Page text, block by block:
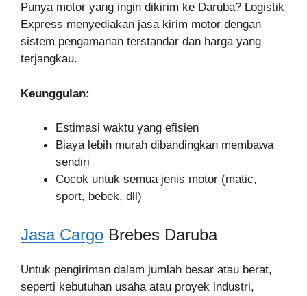
Punya motor yang ingin dikirim ke Daruba? Logistik
Express menyediakan jasa kirim motor dengan
sistem pengamanan terstandar dan harga yang
terjangkau.
Keunggulan:
Estimasi waktu yang efisien
Biaya lebih murah dibandingkan membawa
sendiri
Cocok untuk semua jenis motor (matic,
sport, bebek, dll)
Jasa Cargo Brebes Daruba
Untuk pengiriman dalam jumlah besar atau berat,
seperti kebutuhan usaha atau proyek industri,